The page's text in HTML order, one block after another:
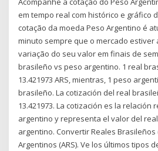
em tempo real com histórico e gráfico
cotação da moeda Peso Argentino é
minuto sempre que o mercado
variação do seu valor em finais de
brasileño vs peso argentino. 1 real
13.421973 ARS, mientras, 1 peso
brasileño. La cotización del real
13.421973. La cotización es la relación
argentino y representa el valor del
argentino. Convertir Reales Brasileños
Argentinos (ARS). Ve los últimos tipos